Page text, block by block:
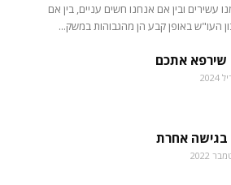
עשירים ובין אם אנחנו חשים עניים, בין אם
העו"ש באופן קבע הן מהגבוהות במשק...
שירפא אתכם
אחרת